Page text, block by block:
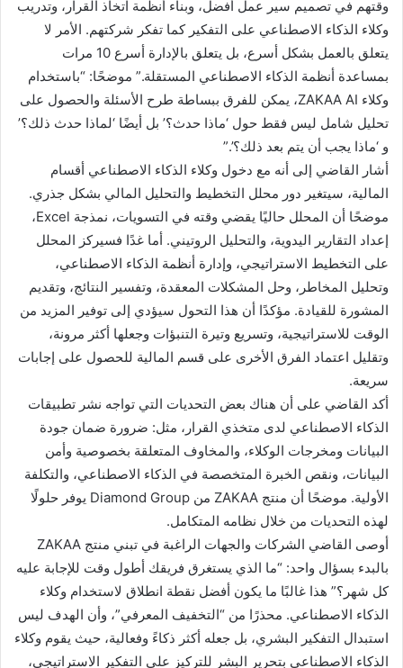
وقتهم في تصميم سير عمل أفضل، وبناء أنظمة اتخاذ القرار، وتدريب
وكلاء الذكاء الاصطناعي على التفكير كما تفكر شركتهم. الأمر لا
يتعلق بالعمل بشكل أسرع، بل يتعلق بالإدارة أسرع 10 مرات
بمساعدة أنظمة الذكاء الاصطناعي المستقلة.” موضحًا: “باستخدام
وكلاء ZAKAA AI، يمكن للفرق ببساطة طرح الأسئلة والحصول على
تحليل شامل ليس فقط حول ‘ماذا حدث؟’ بل أيضًا ‘لماذا حدث ذلك؟’
و ‘ماذا يجب أن يتم بعد ذلك؟’.”
أشار القاضي إلى أنه مع دخول وكلاء الذكاء الاصطناعي أقسام
المالية، سيتغير دور محلل التخطيط والتحليل المالي بشكل جذري.
موضحًا أن المحلل حاليًا يقضي وقته في التسويات، نمذجة Excel،
إعداد التقارير اليدوية، والتحليل الروتيني. أما غدًا فسيركز المحلل
على التخطيط الاستراتيجي، وإدارة أنظمة الذكاء الاصطناعي،
وتحليل المخاطر، وحل المشكلات المعقدة، وتفسير النتائج، وتقديم
المشورة للقيادة. مؤكدًا أن هذا التحول سيؤدي إلى توفير المزيد من
الوقت للاستراتيجية، وتسريع وتيرة التنبؤات وجعلها أكثر مرونة،
وتقليل اعتماد الفرق الأخرى على قسم المالية للحصول على إجابات
سريعة.
أكد القاضي على أن هناك بعض التحديات التي تواجه نشر تطبيقات
الذكاء الاصطناعي لدى متخذي القرار، مثل: ضرورة ضمان جودة
البيانات ومخرجات الوكلاء، والمخاوف المتعلقة بخصوصية وأمن
البيانات، ونقص الخبرة المتخصصة في الذكاء الاصطناعي، والتكلفة
الأولية. موضحًا أن منتج ZAKAA من Diamond Group يوفر حلولًا
لهذه التحديات من خلال نظامه المتكامل.
أوصى القاضي الشركات والجهات الراغبة في تبني منتج ZAKAA
بالبدء بسؤال واحد: “ما الذي يستغرق فريقك أطول وقت للإجابة عليه
كل شهر؟” هذا غالبًا ما يكون أفضل نقطة انطلاق لاستخدام وكلاء
الذكاء الاصطناعي. محذرًا من “التخفيف المعرفي”، وأن الهدف ليس
استبدال التفكير البشري، بل جعله أكثر ذكاءً وفعالية، حيث يقوم وكلاء
الذكاء الاصطناعي بتحرير البشر للتركيز على التفكير الاستراتيجي،